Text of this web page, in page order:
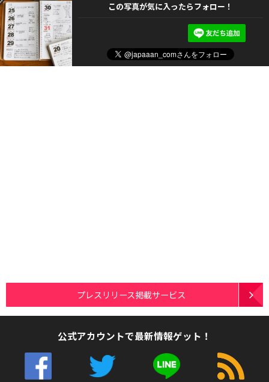
この写真が気に入ったらフォロー！
プレスリリース掲載サービス
公式アカウントで最新情報ゲット！